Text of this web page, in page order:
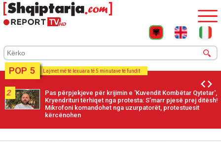
POP 5 Lajmet më të lexuara të 5 minutave të fundit
2
Pas përpjekjeve për krijimin e 'Kuvendit Kombëtar Qytetar',
Kryendrituri tërhiqet nga protesta: S’marr pjesë prej ditësh!
Mikrofoni komandohet nga uzurpatorët, protestuesit
kërcënohen